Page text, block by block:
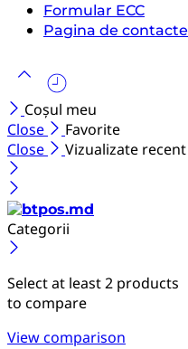
Formular ECC
Pagina de contacte
Coșul meu
Close
Favorite
Close
Vizualizate recent
Categorii
Select at least 2 products
to compare
View comparison